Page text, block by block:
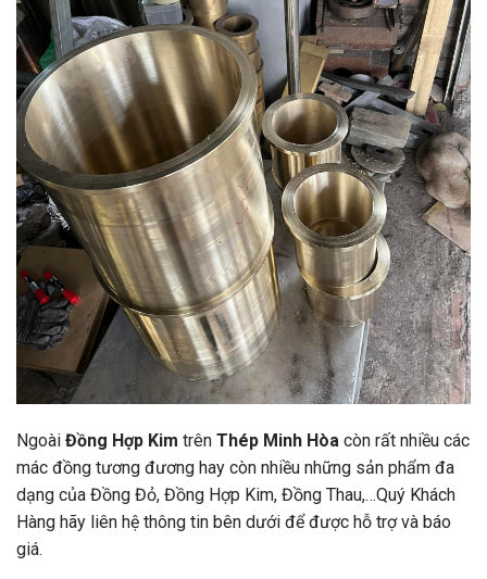
Ngoài Đồng Hợp Kim trên Thép Minh Hòa còn rất nhiều các
mác đồng tương đương hay còn nhiều những sản phẩm đa
dạng của Đồng Đỏ, Đồng Hợp Kim, Đồng Thau,…Quý Khách
Hàng hãy liên hệ thông tin bên dưới để được hỗ trợ và báo
giá.